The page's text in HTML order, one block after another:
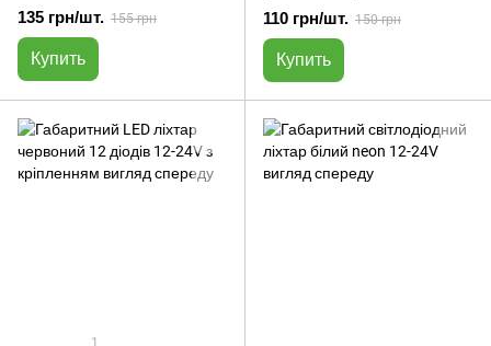
135 грн/шт. 155 грн
Купить
110 грн/шт. 150 грн
Купить